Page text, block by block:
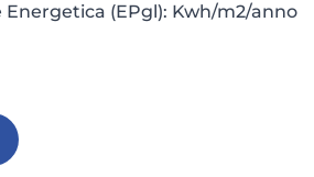
(EPgl): Kwh/m2/anno